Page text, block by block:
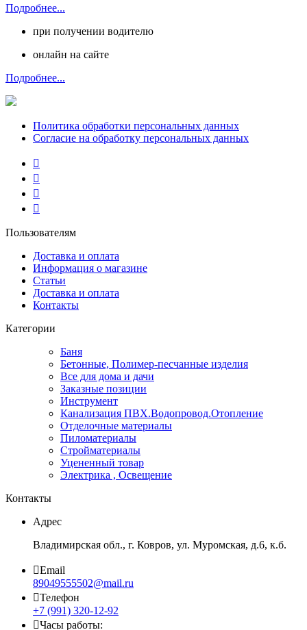
Подробнее...
при получении водителю
онлайн на сайте
Подробнее...
Политика обработки персональных данных
Согласие на обработку персональных данных
Пользователям
Доставка и оплата
Информация о магазине
Статьи
Доставка и оплата
Контакты
Категории
Баня
Бетонные, Полимер-песчанные изделия
Все для дома и дачи
Заказные позиции
Инструмент
Канализация ПВХ.Водопровод.Отопление
Отделочные материалы
Пиломатериалы
Стройматериалы
Уцененный товар
Электрика , Освещение
Контакты
Адрес
Владимирская обл., г. Ковров, ул. Муромская, д.6, к.б.
Email
89049555502@mail.ru
Телефон
+7 (991) 320-12-92
Часы работы: